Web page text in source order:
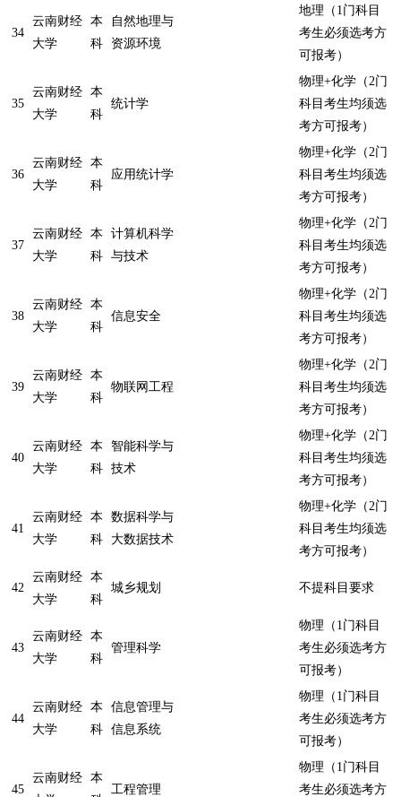
34
云南财经
大学
本
科
自然地理与
资源环境
地理（1门科目
考生必须选考方
可报考）
35
云南财经
大学
本
科
统计学
物理+化学（2门
科目考生均须选
考方可报考）
36
云南财经
大学
本
科
应用统计学
物理+化学（2门
科目考生均须选
考方可报考）
37
云南财经
大学
本
科
计算机科学
与技术
物理+化学（2门
科目考生均须选
考方可报考）
38
云南财经
大学
本
科
信息安全
物理+化学（2门
科目考生均须选
考方可报考）
39
云南财经
大学
本
科
物联网工程
物理+化学（2门
科目考生均须选
考方可报考）
40
云南财经
大学
本
科
智能科学与
技术
物理+化学（2门
科目考生均须选
考方可报考）
41
云南财经
大学
本
科
数据科学与
大数据技术
物理+化学（2门
科目考生均须选
考方可报考）
42
云南财经
大学
本
科
城乡规划 不提科目要求
43
云南财经
大学
本
科
管理科学
物理（1门科目
考生必须选考方
可报考）
44
云南财经
大学
本
科
信息管理与
信息系统
物理（1门科目
考生必须选考方
可报考）
45
云南财经 本
工程管理
物理（1门科目
考生必须选考方